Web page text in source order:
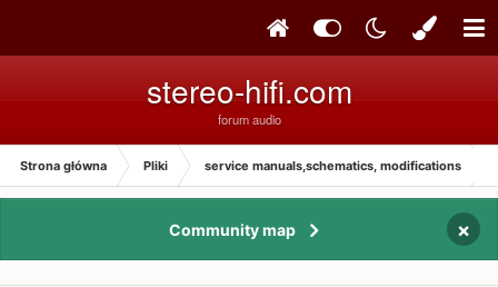
stereo-hifi.com
forum audio
Strona główna Pliki service manuals,schematics, modifications
Community map ×